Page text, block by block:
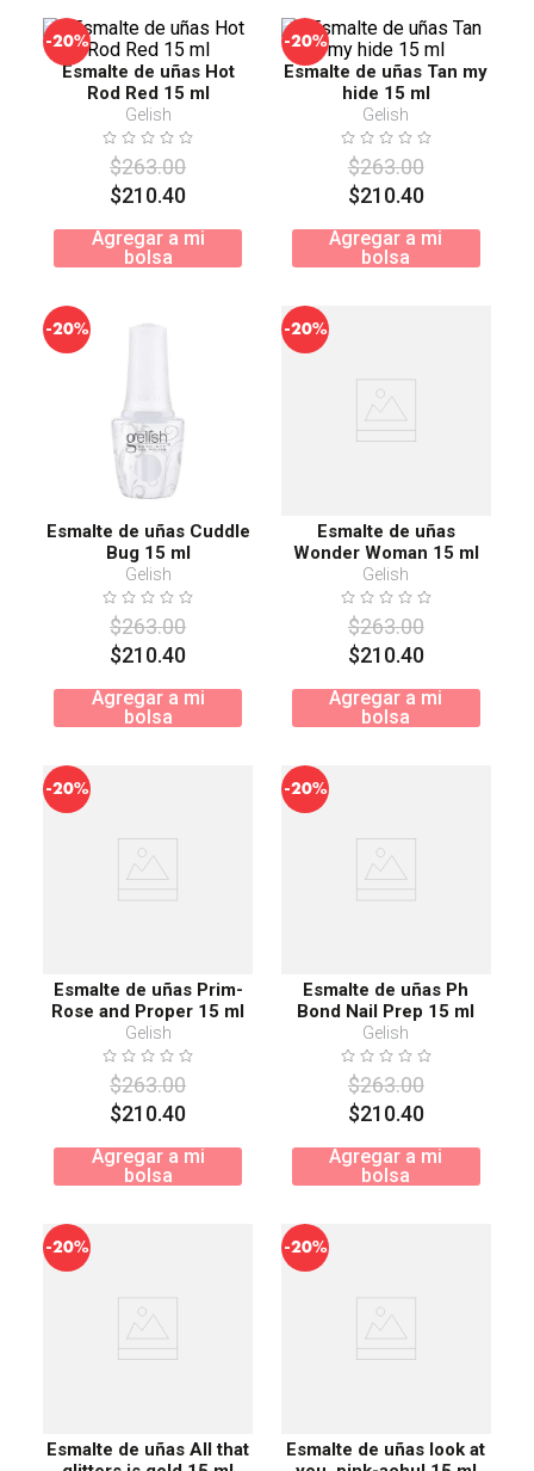
-20%
Esmalte de uñas Hot
Rod Red 15 ml
Gelish
$263.00
$210.40
Agregar a mi
bolsa
-20%
Esmalte de uñas Tan my
hide 15 ml
Gelish
$263.00
$210.40
Agregar a mi
bolsa
-20%
Esmalte de uñas Cuddle
Bug 15 ml
Gelish
$263.00
$210.40
Agregar a mi
bolsa
-20%
Esmalte de uñas
Wonder Woman 15 ml
Gelish
$263.00
$210.40
Agregar a mi
bolsa
-20%
Esmalte de uñas Prim-
Rose and Proper 15 ml
Gelish
$263.00
$210.40
Agregar a mi
bolsa
-20%
Esmalte de uñas Ph
Bond Nail Prep 15 ml
Gelish
$263.00
$210.40
Agregar a mi
bolsa
-20%
Esmalte de uñas All that
-20%
Esmalte de uñas look at